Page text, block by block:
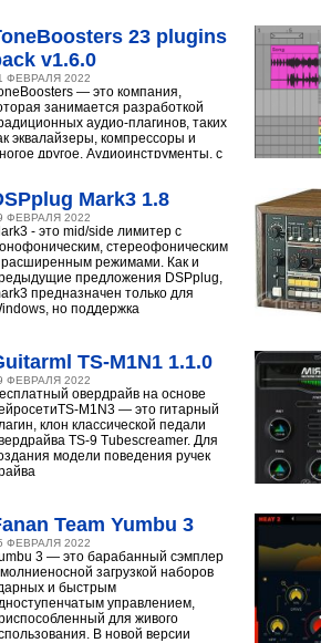
23 plugins
v1.6.0
ФЕВРАЛЯ 2022
— это компания,
занимается разработкой
аудио-плагинов, таких
эквалайзеры, компрессоры и
другое. Аудиоинструменты, с
Mark3 1.8
ФЕВРАЛЯ 2022
- это mid/side лимитер с
стереофоническим
режимами. Как и
предложения DSPplug,
предназначен только для
но поддержка
TS-M1N1 1.1.0
ФЕВРАЛЯ 2022
овердрайв на основе
M1N3 — это гитарный
клон классической педали
TS-9 Tubescreamer. Для
модели поведения ручек
Team Yumbu 3
ФЕВРАЛЯ 2022
3 — это барабанный сэмплер
загрузкой наборов
и быстрым
управлением,
для живого
В новой версии